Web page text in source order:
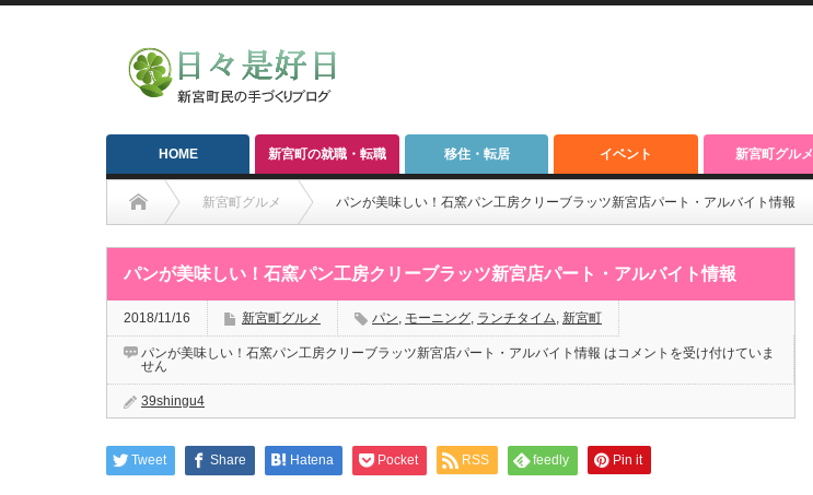
HOME 新宮町の就職・転職 移住・転居 イベント 新宮町グルメ
新宮町グルメ パンが美味しい！石窯パン工房クリーブラッツ新宮店パート・アルバイト情報
パンが美味しい！石窯パン工房クリーブラッツ新宮店パート・アルバイト情報
2018/11/16 新宮町グルメ パン, モーニング, ランチタイム, 新宮町
パンが美味しい！石窯パン工房クリーブラッツ新宮店パート・アルバイト情報 はコメントを受け付けていま
せん
39shingu4
Tweet Share Hatena Pocket RSS feedly Pin it